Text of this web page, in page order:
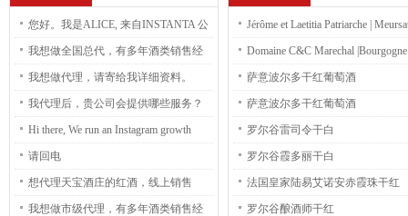
您好。我是ALICE, 来自INSTANTA 公
司 我们 公司是越南速溶咖啡工厂，现
在我们主要是帮助客户代加工客户的
私有品牌（OEM），比如是冻干咖
啡，速溶咖啡，三合一咖啡。。。 就
是客户想要什么样的产品，我们就可
以根据客户的要求然后模仿出来。 我
们也可以提供冻干咖啡和浓缩液体的
我想做全国总代，有多年酒类销售经
验，请尽快联系我。
我想做代理，请寄给我详细资料。
我代理后，贵公司会提供哪些服务？
Hi there, We run an Instagram growth
service, which increases your number of
followers both safely and practically. -
Guaranteed: We guarantee to gain you
请回电
想代理天宝酒庄的红酒，线上销售
我想做市级代理，有多年酒类销售经
Jérôme et Laetitia Patriarche |
premier cru blanc Charmes Dessus
Domaine C&C Marechal
D’Or Rouge
萨意波尔多干红葡萄酒
萨意波尔多干红葡萄酒
罗尔谷雷司令干白
罗尔谷霞多丽干白
法国皇家陆易艾诺安赤霞珠干红
罗尔谷酿酒师干红